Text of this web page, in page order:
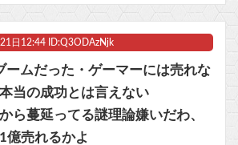
日12:44 ID:Q3ODAzNjk
ームだった・ゲーマーには売れな
当の成功とは言えない
ら蔓延ってる謎理論嫌いだわ、
億売れるかよ